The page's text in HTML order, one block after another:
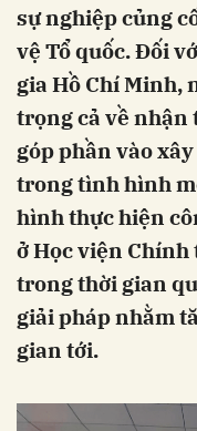
sự nghiệp củng
vệ Tổ quốc. Đối
gia Hồ Chí Minh,
trọng cả về nhận
góp phần vào
trong tình hình
hình thực hiện
ở Học viện
trong thời gian
giải pháp nhằm
gian tới.